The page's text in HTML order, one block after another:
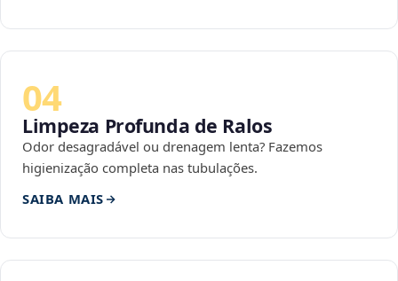
04
Limpeza Profunda de Ralos
Odor desagradável ou drenagem lenta? Fazemos
higienização completa nas tubulações.
SAIBA MAIS